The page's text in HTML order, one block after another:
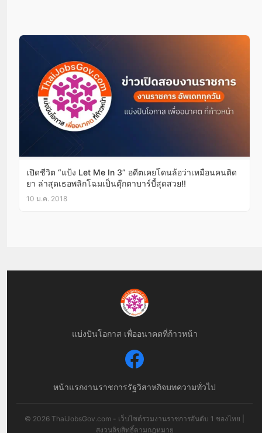
เปิดชีวิต “แป้ง Let Me In 3” อดีตเคยโดนล้อว่าเหมือนคนติด
ยา ล่าสุดเธอพลิกโฉมเป็นตุ๊กตาบาร์บี้สุดสวย!!
10 ม.ค. 2018
แบ่งปันโอกาส เพื่ออนาคตที่ก้าวหน้า
หน้าแรกงานราชการรัฐวิสาหกิจบทความทั่วไป
© 2026 ThaiJobsGov.com - เว็บไซต์รวมงานราชการอันดับ 1 ของไทย |
สงวนลิขสิทธิ์ตามกฎหมาย